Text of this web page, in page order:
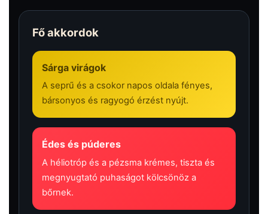
Fő akkordok
Sárga virágok
A seprű és a csokor napos oldala fényes,
bársonyos és ragyogó érzést nyújt.
Édes és púderes
A héliotróp és a pézsma krémes, tiszta és
megnyugtató puhaságot kölcsönöz a
bőrnek.